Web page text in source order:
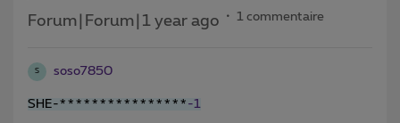
Forum|Forum|1 year ago 1 commentaire
S soso7850
SHE-**************** -1